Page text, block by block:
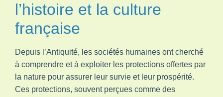
l’histoire et la culture
française
Depuis l’Antiquité, les sociétés humaines ont cherché
à comprendre et à exploiter les protections offertes par
la nature pour assurer leur survie et leur prospérité.
Ces protections, souvent perçues comme des